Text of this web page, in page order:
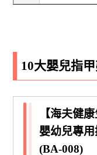
10大嬰兒指
【海夫健
嬰幼兒專
(BA-008)